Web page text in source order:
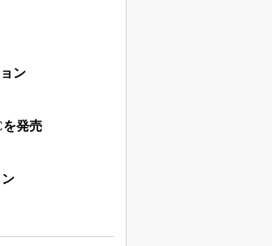
ン
を発売